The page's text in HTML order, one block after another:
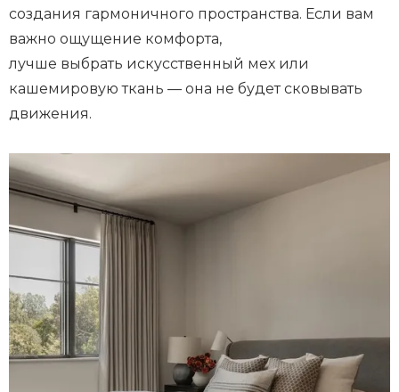
создания гармоничного пространства. Если вам
важно ощущение комфорта,
лучше выбрать искусственный мех или
кашемировую ткань — она не будет сковывать
движения.